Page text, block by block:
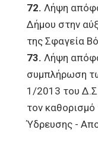
72. Λήψη
Δήμου στην
της Σφαγεία
73. Λήψη
συμπλήρωση
1/2013 του
τον
Ύδρευσης -